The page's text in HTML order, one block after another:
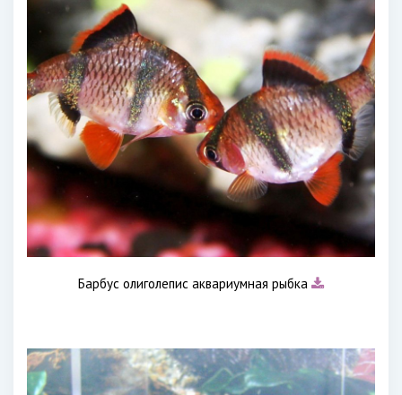
Барбус олиголепис аквариумная рыбка